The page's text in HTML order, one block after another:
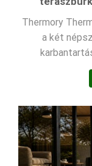
Thermory
a két